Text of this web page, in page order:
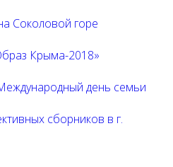
Соколовой горе
Крыма-2018»
день семьи
сборников в г.